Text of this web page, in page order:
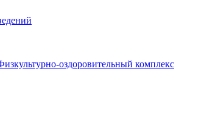
оздоровительный комплекс